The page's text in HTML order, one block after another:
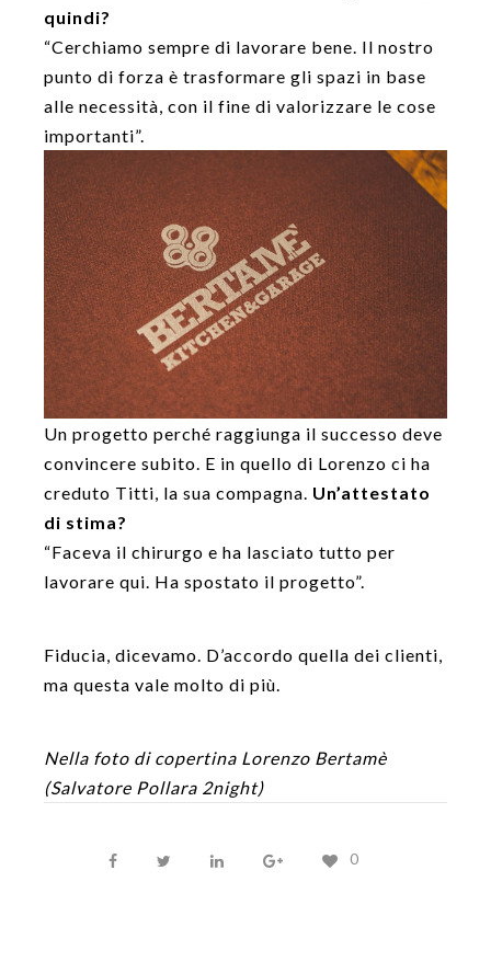
quindi?
“Cerchiamo sempre di lavorare bene. Il nostro
punto di forza è trasformare gli spazi in base
alle necessità, con il fine di valorizzare le cose
importanti”.
Un progetto perché raggiunga il successo deve
convincere subito. E in quello di Lorenzo ci ha
creduto Titti, la sua compagna. Un’attestato
di stima?
“Faceva il chirurgo e ha lasciato tutto per
lavorare qui. Ha spostato il progetto”.
Fiducia, dicevamo. D’accordo quella dei clienti,
ma questa vale molto di più.
Nella foto di copertina Lorenzo Bertamè
(Salvatore Pollara 2night)
0